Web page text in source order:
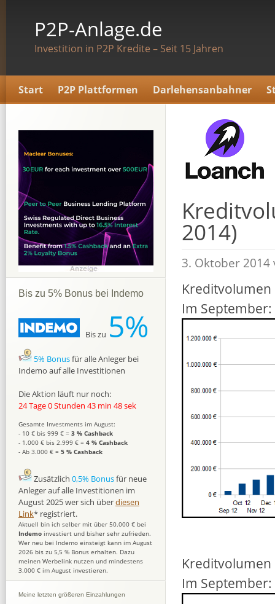
P2P-Anlage.de
Investition in P2P Kredite – Seit 15 Jahren
Start P2P Plattformen Darlehensanbahner
2014)
3. Oktober 2014
Kreditvolumen
Im September:
Kreditvolumen
Im
Bis zu 5% Bonus bei Indemo
Bis zu 5%
5% Bonusfür alle Anleger bei
Indemo auf alle Investitionen
Die Aktion läuft nur noch:
24 Tage 0 Stunden 43 min 47 sek
Gesamte Investments im August:
- 10 € bis 999 € = 3 % Cashback
- 1.000 € bis 2.999 € = 4 % Cashback
- Ab 3.000 € = 5 % Cashback
Zusätzlich 0,5% Bonusfür neue
Anleger auf alle Investitionen im
August 2025 wer sich überdiesen
Link* registriert.
Aktuell bin ich selber mit über 50.000 € bei
Indemo investiert und bisher sehr zufrieden.
Wer neu bei Indemo einsteigt kann im August
2026 bis zu 5,5 % Bonus erhalten. Dazu
meinen Werbelink nutzen und mindestens
3.000 € im August investieren.
Meine letzten größeren Einzahlungen